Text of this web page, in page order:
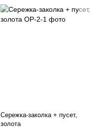
Сережка-заколка + пусет,
золота